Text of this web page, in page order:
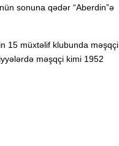
sonuna qədər “Aberdin”ə
15 müxtəlif klubunda məşqçi
məşqçi kimi 1952